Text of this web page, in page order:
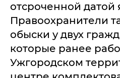
отсроченной датой
Правоохранители
обыски у двух
которые ранее
Ужгородском